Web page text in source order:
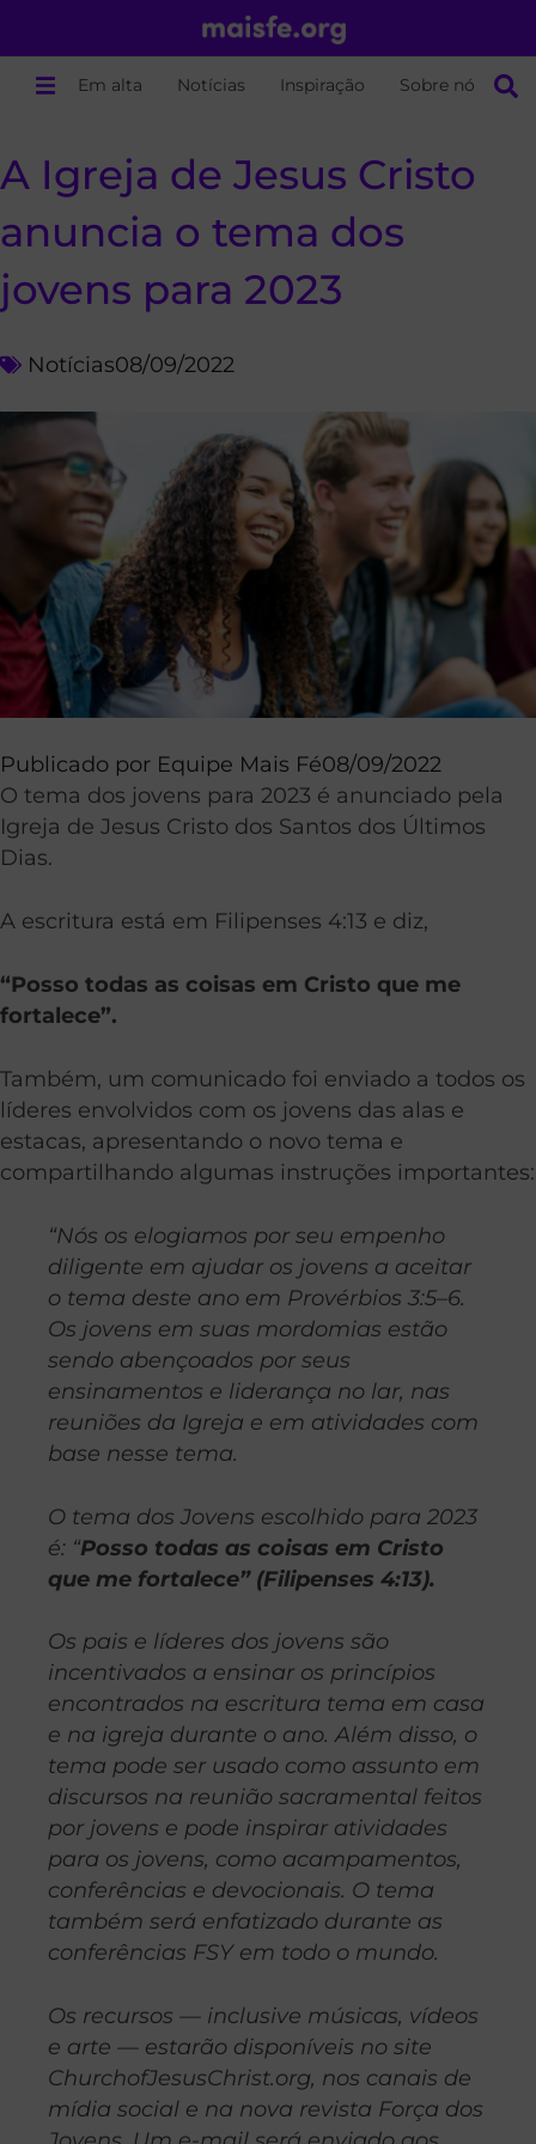
Em alta Notícias Inspiração Sobre nós
A Igreja de Jesus Cristo
anuncia o tema dos
jovens para 2023
Notícias08/09/2022
Publicado por Equipe Mais Fé08/09/2022
O tema dos jovens para 2023 é anunciado pela
Igreja de Jesus Cristo dos Santos dos Últimos
Dias.
A escritura está em Filipenses 4:13 e diz,
“Posso todas as coisas em Cristo que me
fortalece”.
Também, um comunicado foi enviado a todos os
líderes envolvidos com os jovens das alas e
estacas, apresentando o novo tema e
compartilhando algumas instruções importantes:
“Nós os elogiamos por seu empenho
diligente em ajudar os jovens a aceitar
o tema deste ano em Provérbios 3:5–6.
Os jovens em suas mordomias estão
sendo abençoados por seus
ensinamentos e liderança no lar, nas
reuniões da Igreja e em atividades com
base nesse tema.
O tema dos Jovens escolhido para 2023
é: “Posso todas as coisas em Cristo
que me fortalece” (Filipenses 4:13).
Os pais e líderes dos jovens são
incentivados a ensinar os princípios
encontrados na escritura tema em casa
e na igreja durante o ano. Além disso, o
tema pode ser usado como assunto em
discursos na reunião sacramental feitos
por jovens e pode inspirar atividades
para os jovens, como acampamentos,
conferências e devocionais. O tema
também será enfatizado durante as
conferências FSY em todo o mundo.
Os recursos — inclusive músicas, vídeos
e arte — estarão disponíveis no site
ChurchofJesusChrist.org, nos canais de
mídia social e na nova revista Força dos